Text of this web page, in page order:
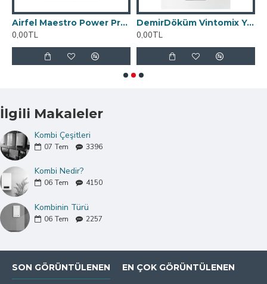
Airfel Maestro Power Premix Tam Yoğuşmalı 23 kW Kombi
0,00TL
DemirDöküm Vintomix Yoğuşmalı Kombi 24/28 kW
0,00TL
İlgili Makaleler
Kombi Çeşitleri
07 Tem 3396
Kombi Nedir?
06 Tem 4150
Kombinin Türü
06 Tem 2257
SON GÖRÜNTÜLENEN EN ÇOK GÖRÜNTÜLENEN